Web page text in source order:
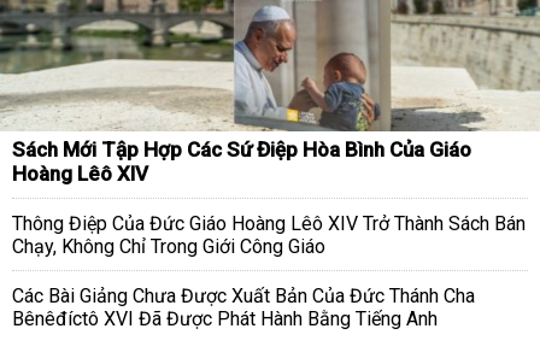
Sách Mới Tập Hợp Các Sứ Điệp Hòa Bình Của Giáo
Hoàng Lêô XIV
Thông Điệp Của Đức Giáo Hoàng Lêô XIV Trở Thành Sách Bán
Chạy, Không Chỉ Trong Giới Công Giáo
Các Bài Giảng Chưa Được Xuất Bản Của Đức Thánh Cha
Bênêđíctô XVI Đã Được Phát Hành Bằng Tiếng Anh